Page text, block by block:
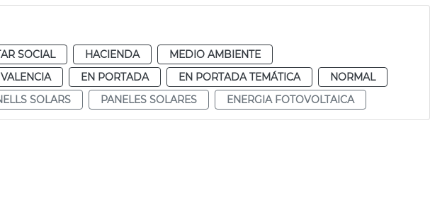
SOCIAL HACIENDA
MEDIO AMBIENTE
VALENCIA EN PORTADA EN PORTADA TEMÁTICA
NORMAL
SOLARS PANELES SOLARES ENERGIA FOTOVOLTAICA